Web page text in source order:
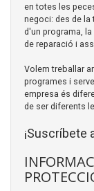
en totes les
negoci: des de la
d'un programa,
de reparació i
Volem treballar
programes i
empresa és
de ser diferents
¡Suscríbete